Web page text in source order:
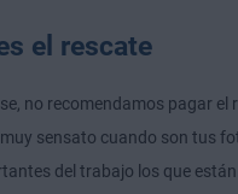
el rescate
no recomendamos pagar el
sensato cuando son tus
del trabajo los que están